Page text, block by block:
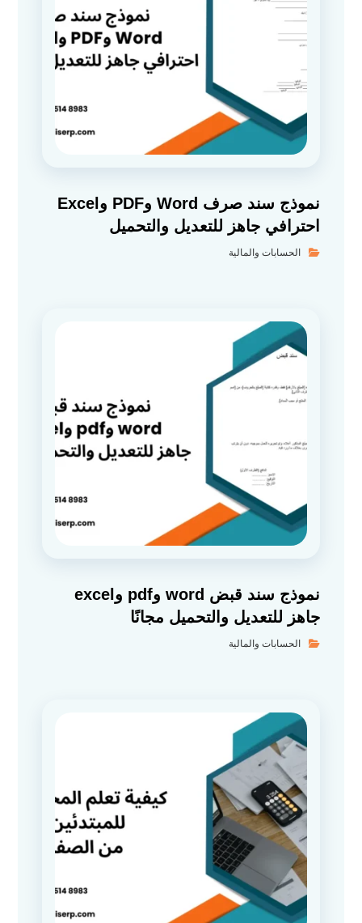
نموذج سند صرف Word وPDF وExcel
احترافي جاهز للتعديل والتحميل
الحسابات والمالية
نموذج سند قبض word وpdf وexcel
جاهز للتعديل والتحميل مجانًا
الحسابات والمالية